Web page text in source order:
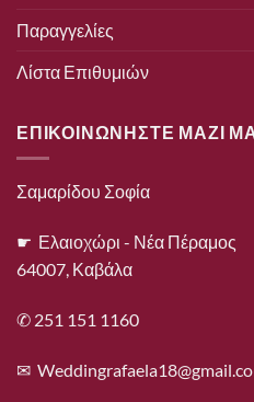
Παραγγελίες
Λίστα Επιθυμιών
ΕΠΙΚΟΙΝΩΝΗΣΤΕ ΜΑΖΙ
Σαμαρίδου Σοφία
☛ Ελαιοχώρι - Νέα Πέραμος
64007, Καβάλα
✆ 251 151 1160
✉